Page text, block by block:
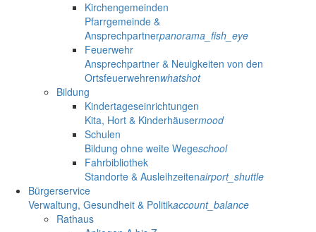
Kirchengemeinden
Pfarrgemeinde &
Ansprechpartnerpanorama_fish_eye
Feuerwehr
Ansprechpartner & Neuigkeiten von den
Ortsfeuerwehrenwhatshot
Bildung
Kindertageseinrichtungen
Kita, Hort & Kinderhäusermood
Schulen
Bildung ohne weite Wegeschool
Fahrbibliothek
Standorte & Ausleihzeitenairport_shuttle
Bürgerservice
Verwaltung, Gesundheit & Politikaccount_balance
Rathaus